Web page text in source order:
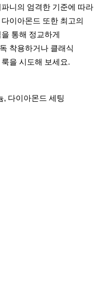
니의 엄격한 기준에 따라
이아몬드 또한 최고의
통해 정교하게
착용하거나 클래식
을 시도해 보세요.
, 다이아몬드 세팅